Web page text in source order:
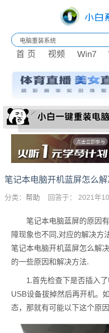
首 页 视频 Win7
笔记本电脑开机蓝屏怎么
分类： 帮助 回答于： 2021年
笔记本电脑蓝屏的原因有
障现象也不同,对应的解决方
笔记本电脑开机蓝屏怎么解
的一些原因和解决方法.
1.首先检查下是否插入了
USB设备拔掉然后再开机。
态，那就有可能以下这个原因